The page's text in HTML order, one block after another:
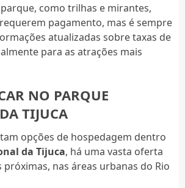
como trilhas e mirantes,
pagamento, mas é sempre
atualizadas sobre taxas de
para as atrações mais
NO PARQUE
TIJUCA
opções de hospedagem dentro
da Tijuca, há uma vasta oferta
próximas, nas áreas urbanas do Rio